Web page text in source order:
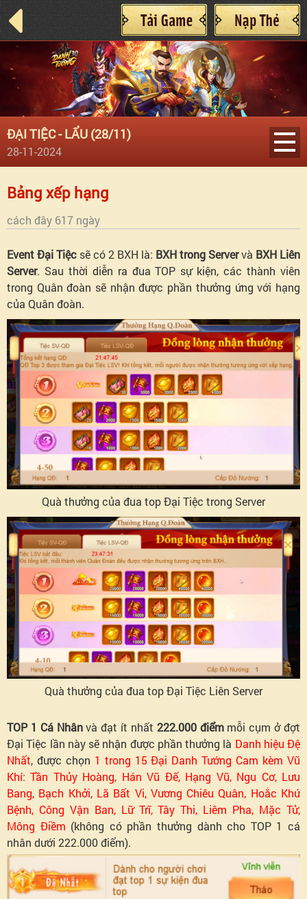
ĐẠI TIỆC - LẨU (28/11)
28-11-2024
Bảng xếp hạng
cách đây 617 ngày
Event Đại Tiệc sẽ có 2 BXH là: BXH trong Servervà BXH Liên
Server. Sau thời diễn ra đua TOP sự kiện, các thành viên
trong Quân đoàn sẽ nhận được phần thưởng ứng với hạng
của Quân đoàn.
Quà thưởng của đua top Đại Tiệc trong Server
Quà thưởng của đua top Đại Tiệc Liên Server
TOP 1 Cá Nhânvà đạt ít nhất 222.000 điểmmỗi cụm ở đợt
Đại Tiệc lần này sẽ nhận được phần thưởng là Danh hiệu Đệ
Nhất, được chọn 1 trong 15 Đại Danh Tướng Cam kèm Vũ
Khí: Tần Thủy Hoàng, Hán Vũ Đế, Hạng Vũ, Ngu Cơ, Lưu
Bang, Bạch Khởi, Lã Bất Vi, Vương Chiêu Quân, Hoắc Khứ
Bệnh, Công Vận Ban, Lữ Trĩ, Tây Thi, Liêm Pha, Mặc Tử,
Mông Điềm (không có phần thưởng dành cho TOP 1 cá
nhân dưới 222.000 điểm).
Điều
kiện
tham
gia
Đăng
nhập
nhận
quà
Cấp
lẩu
quân
đoàn
Đạo
cụ
Sôi
Tiệm
đại
tiệc
Bảng
xếp